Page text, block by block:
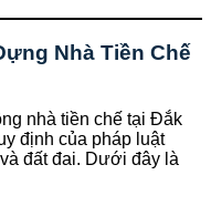
Nhà Tiền Chế
nhà tiền chế tại Đắk
định của pháp luật
đất đai. Dưới đây là